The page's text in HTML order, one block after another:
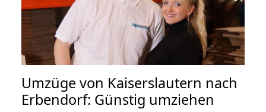
Umzüge von Kaiserslautern nach
Erbendorf: Günstig umziehen